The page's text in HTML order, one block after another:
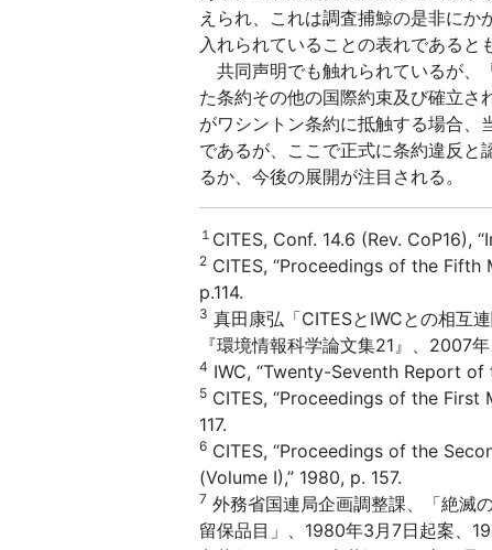
えられ、これは調査捕鯨の是非に
入れられていることの表れであると
共同声明でも触れられているが、
た条約その他の国際約束及び確立
がワシントン条約に抵触する場合、
であるが、ここで正式に条約違反と
るか、今後の展開が注目される。
１ CITES, Conf. 14.6 (Rev. CoP16),
2CITES, “Proceedings of the Fifth
p.114.
3 真田康弘「CITESとIWCとの相互
『環境情報科学論文集21』、2007
4 IWC, “Twenty-Seventh Report
5CITES, “Proceedings of the First
117.
6CITES, “Proceedings of the
(Volume I),” 1980, p. 157.
7 外務省国連局企画調整課、「絶滅
留保品目」、1980年3月7日起案、